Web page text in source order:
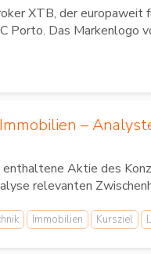
XTB, der
Porto. Das Markenlogo
–
Aktie des
relevanten
Immobilien Kursziel